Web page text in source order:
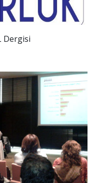
Dergisi